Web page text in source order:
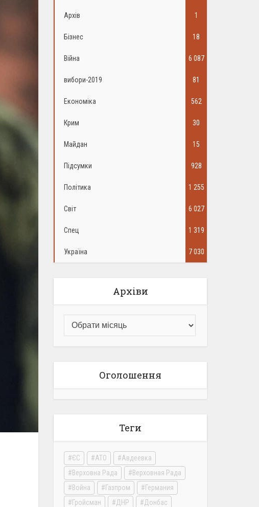
Архів 1
Бізнес 18
Війна 6 087
вибори-2019 81
Економіка 562
Крим 30
Майдан 15
Підсумки 928
Політика 1 255
Світ 6 027
Спец 1 319
Україна 7 030
Архіви
Оголошення
Теги
ЄС АТО
Авдеевка
Верховна Рада
Верховная Рада
Война
Газпром
Германия
Гройсман
ДНР
Донбас